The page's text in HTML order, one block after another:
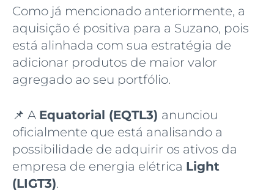
Como já mencionado anteriormente, a
aquisição é positiva para a Suzano, pois
está alinhada com sua estratégia de
adicionar produtos de maior valor
agregado ao seu portfólio.
📌 A Equatorial (EQTL3) anunciou
oficialmente que está analisando a
possibilidade de adquirir os ativos da
empresa de energia elétrica Light
(LIGT3).